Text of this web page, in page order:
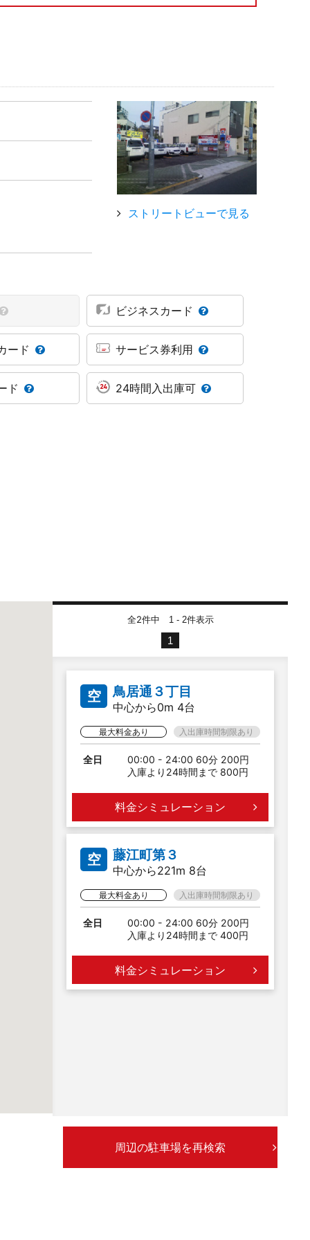
ストリートビューで見る
ビジネスカード
ード サービス券利用
ド 24時間入出庫可
全2件中 1 - 2件表示
1
空 鳥居通３丁目
中心から0m 4台
最大料金あり 入出庫時間制限あり
全日
00:00 - 24:00 60分 200円
入庫より24時間まで 800円
料金シミュレーション
空 藤江町第３
中心から221m 8台
最大料金あり 入出庫時間制限あり
全日
00:00 - 24:00 60分 200円
入庫より24時間まで 400円
料金シミュレーション
周辺の駐車場を再検索